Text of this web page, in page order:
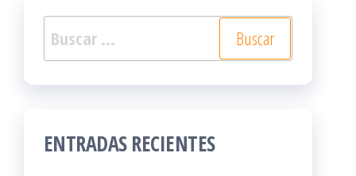
Buscar:
ENTRADAS RECIENTES